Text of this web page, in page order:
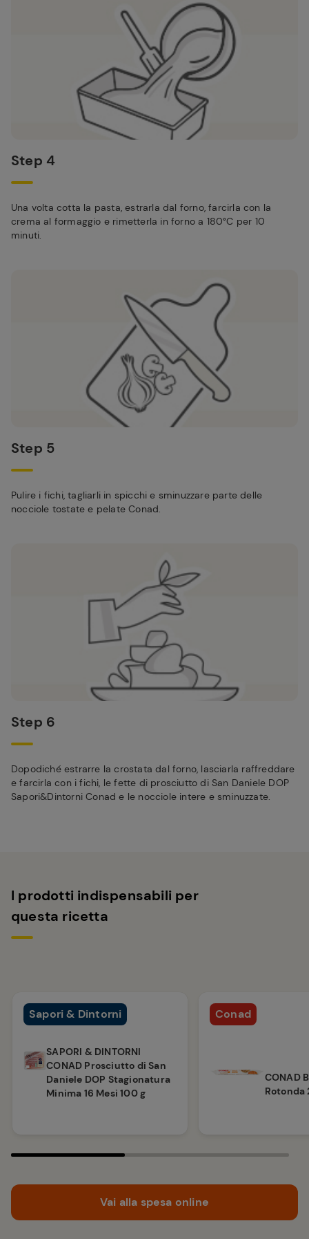
Step 4
Una volta cotta la pasta, estrarla dal forno, farcirla con la
crema al formaggio e rimetterla in forno a 180°C per 10
minuti.
Step 5
Pulire i fichi, tagliarli in spicchi e sminuzzare parte delle
nocciole tostate e pelate Conad.
Step 6
Dopodiché estrarre la crostata dal forno, lasciarla raffreddare
e farcirla con i fichi, le fette di prosciutto di San Daniele DOP
Sapori&Dintorni Conad e le nocciole intere e sminuzzate.
I prodotti indispensabili per
questa ricetta
Sapori & Dintorni
SAPORI & DINTORNI
CONAD Prosciutto di San
Daniele DOP Stagionatura
Minima 16 Mesi 100 g
Conad
CONAD
Rotonda
Vai alla spesa online